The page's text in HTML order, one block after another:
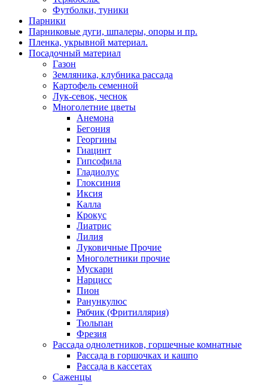
Футболки, туники
Парники
Парниковые дуги, шпалеры, опоры и пр.
Пленка, укрывной материал.
Посадочный материал
Газон
Земляника, клубника рассада
Картофель семенной
Лук-севок, чеснок
Многолетние цветы
Анемона
Бегония
Георгины
Гиацинт
Гипсофила
Гладиолус
Глоксиния
Иксия
Калла
Крокус
Лиатрис
Лилия
Луковичные Прочие
Многолетники прочие
Мускари
Нарцисс
Пион
Ранункулюс
Рябчик (Фритиллярия)
Тюльпан
Фрезия
Рассада однолетников, горшечные комнатные
Рассада в горшочках и кашпо
Рассада в кассетах
Саженцы